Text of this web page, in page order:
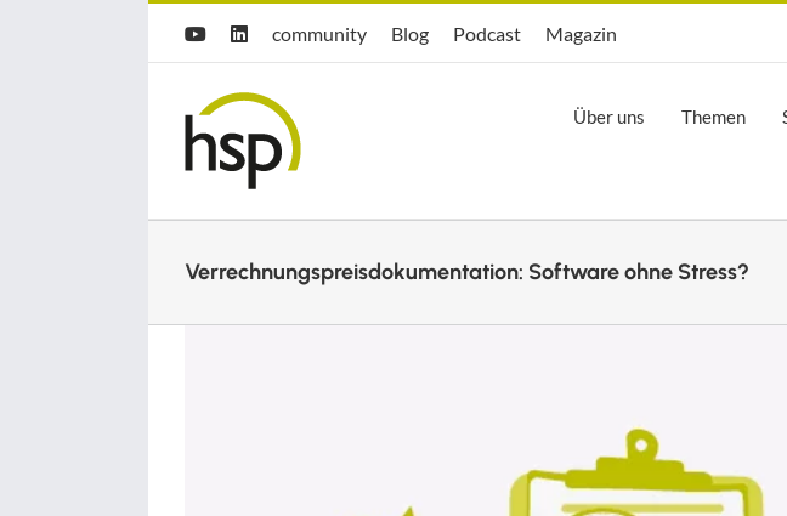
YouTubeLinkedIn
Hsp
community
community
hsp
Blog
Blog Opti.Cast
Podcast Opti.Mag
Magazin
Über uns Themen
Verrechnungspreisdokumentation: Software ohne Stress?